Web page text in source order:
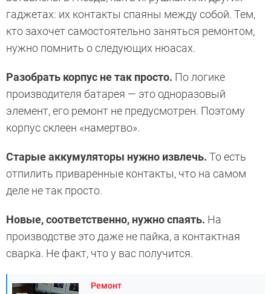
гаджетах: их контакты спаяны между собой. Тем,
кто захочет самостоятельно заняться ремонтом,
нужно помнить о следующих нюасах.
Разобрать корпус не так просто. По логике
производителя батарея — это одноразовый
элемент, его ремонт не предусмотрен. Поэтому
корпус склеен «намертво».
Старые аккумуляторы нужно извлечь. То есть
отпилить приваренные контакты, что на самом
деле не так просто.
Новые, соответственно, нужно спаять. На
производстве это даже не пайка, а контактная
сварка. Не факт, что у вас получится.
Ремонт